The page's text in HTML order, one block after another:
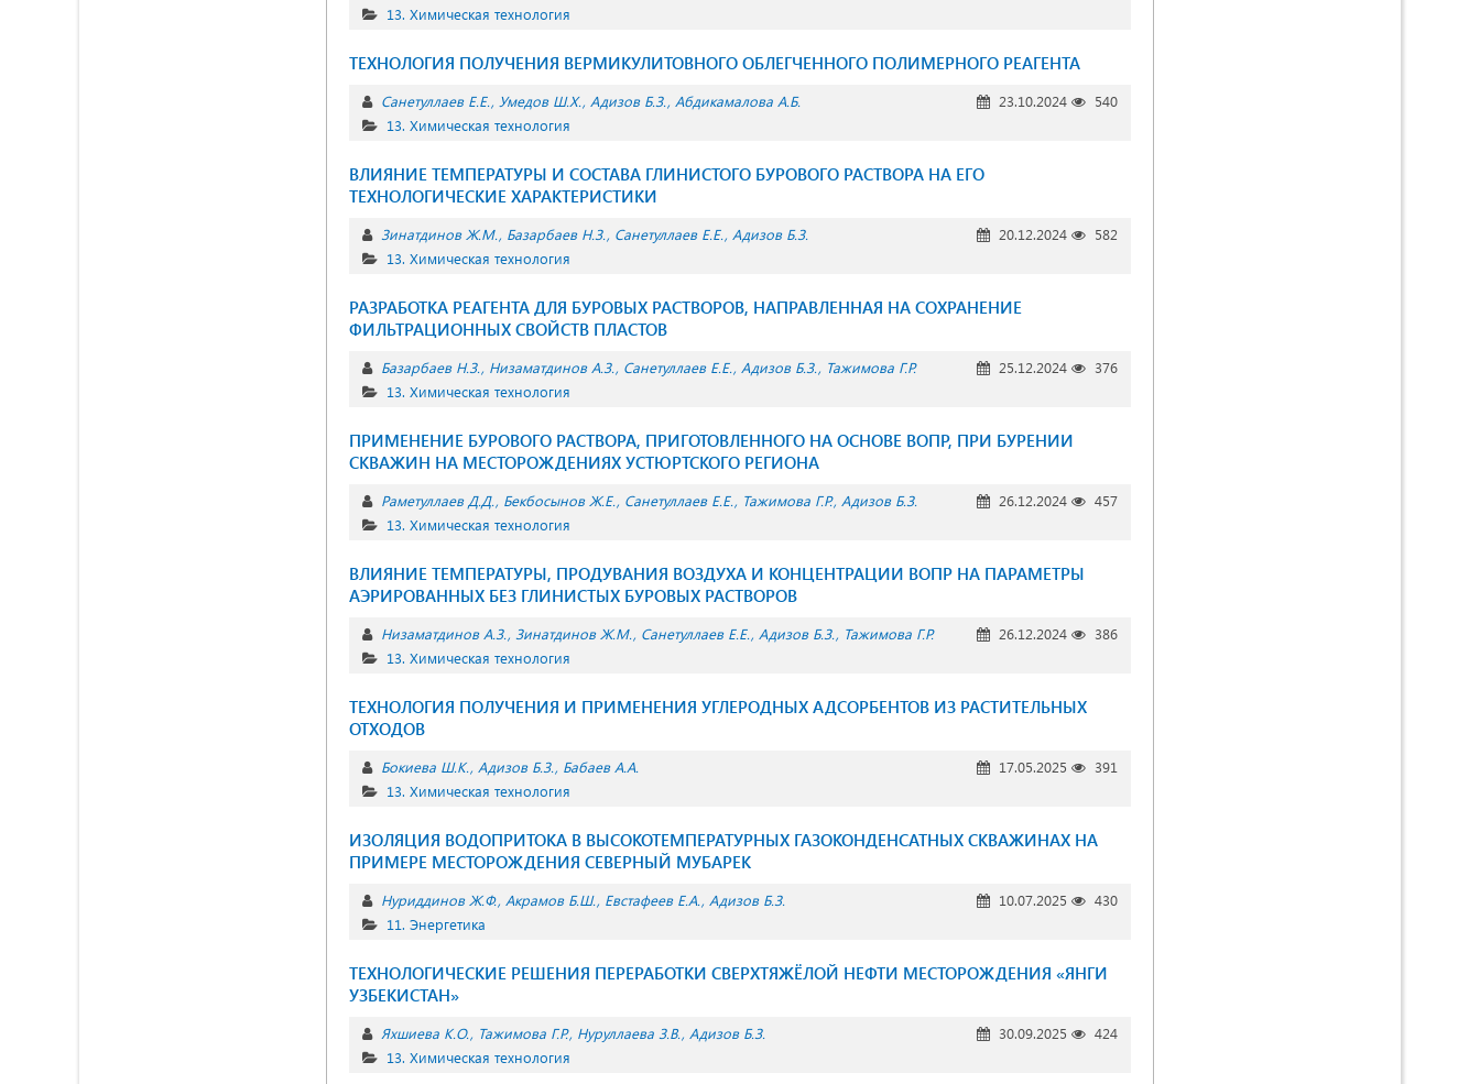
13. Химическая технология
ТЕХНОЛОГИЯ ПОЛУЧЕНИЯ ВЕРМИКУЛИТОВНОГО ОБЛЕГЧЕННОГО ПОЛИМЕРНОГО РЕАГЕНТА
Санетуллаев Е.Е. Умедов Ш.Х. Адизов Б.З. Абдикамалова А.Б. 23.10.2024
540
13. Химическая технология
ВЛИЯНИЕ ТЕМПЕРАТУРЫ И СОСТАВА ГЛИНИСТОГО БУРОВОГО РАСТВОРА НА ЕГО
ТЕХНОЛОГИЧЕСКИЕ ХАРАКТЕРИСТИКИ
Зинатдинов Ж.М. Базарбаев Н.З. Санетуллаев Е.Е. Адизов Б.З. 20.12.2024
582
13. Химическая технология
РАЗРАБОТКА РЕАГЕНТА ДЛЯ БУРОВЫХ РАСТВОРОВ, НАПРАВЛЕННАЯ НА СОХРАНЕНИЕ
ФИЛЬТРАЦИОННЫХ СВОЙСТВ ПЛАСТОВ
Базарбаев Н.З. Низаматдинов А.З. Санетуллаев Е.Е. Адизов Б.З. Тажимова Г.Р. 25.12.2024
376
13. Химическая технология
ПРИМЕНЕНИЕ БУРОВОГО РАСТВОРА, ПРИГОТОВЛЕННОГО НА ОСНОВЕ ВОПР, ПРИ БУРЕНИИ
СКВАЖИН НА МЕСТОРОЖДЕНИЯХ УСТЮРТСКОГО РЕГИОНА
Раметуллаев Д.Д. Бекбосынов Ж.Е. Санетуллаев Е.Е. Тажимова Г.Р. Адизов Б.З. 26.12.2024
457
13. Химическая технология
ВЛИЯНИЕ ТЕМПЕРАТУРЫ, ПРОДУВАНИЯ ВОЗДУХА И КОНЦЕНТРАЦИИ ВОПР НА ПАРАМЕТРЫ
АЭРИРОВАННЫХ БЕЗ ГЛИНИСТЫХ БУРОВЫХ РАСТВОРОВ
Низаматдинов А.З. Зинатдинов Ж.М. Санетуллаев Е.Е. Адизов Б.З. Тажимова Г.Р. 26.12.2024
386
13. Химическая технология
ТЕХНОЛОГИЯ ПОЛУЧЕНИЯ И ПРИМЕНЕНИЯ УГЛЕРОДНЫХ АДСОРБЕНТОВ ИЗ РАСТИТЕЛЬНЫХ
ОТХОДОВ
Бокиева Ш.К. Адизов Б.З. Бабаев А.А. 17.05.2025
391
13. Химическая технология
ИЗОЛЯЦИЯ ВОДОПРИТОКА В ВЫСОКОТЕМПЕРАТУРНЫХ ГАЗОКОНДЕНСАТНЫХ СКВАЖИНАХ НА
ПРИМЕРЕ МЕСТОРОЖДЕНИЯ СЕВЕРНЫЙ МУБАРЕК
Нуриддинов Ж.Ф. Акрамов Б.Ш. Евстафеев Е.А. Адизов Б.З. 10.07.2025
430
11. Энергетика
ТЕХНОЛОГИЧЕСКИЕ РЕШЕНИЯ ПЕРЕРАБОТКИ СВЕРХТЯЖЁЛОЙ НЕФТИ МЕСТОРОЖДЕНИЯ «ЯНГИ
УЗБЕКИСТАН»
Яхшиева К.О. Тажимова Г.Р. Нуруллаева З.В. Адизов Б.З. 30.09.2025
424
13. Химическая технология